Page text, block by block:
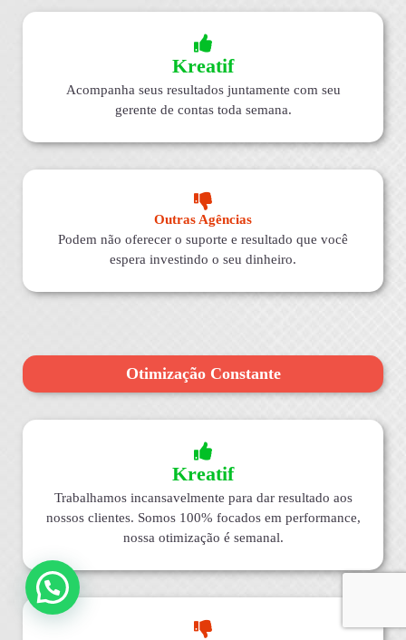
Kreatif
Acompanha seus resultados juntamente com seu
gerente de contas toda semana.
Outras Agências
Podem não oferecer o suporte e resultado que você
espera investindo o seu dinheiro.
Otimização Constante
Kreatif
Trabalhamos incansavelmente para dar resultado aos
nossos clientes. Somos 100% focados em performance,
nossa otimização é semanal.